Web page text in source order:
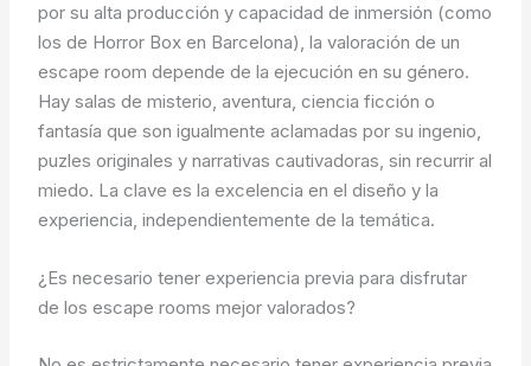
por su alta producción y capacidad de inmersión (como
los de Horror Box en Barcelona), la valoración de un
escape room depende de la ejecución en su género.
Hay salas de misterio, aventura, ciencia ficción o
fantasía que son igualmente aclamadas por su ingenio,
puzles originales y narrativas cautivadoras, sin recurrir al
miedo. La clave es la excelencia en el diseño y la
experiencia, independientemente de la temática.
¿Es necesario tener experiencia previa para disfrutar
de los escape rooms mejor valorados?